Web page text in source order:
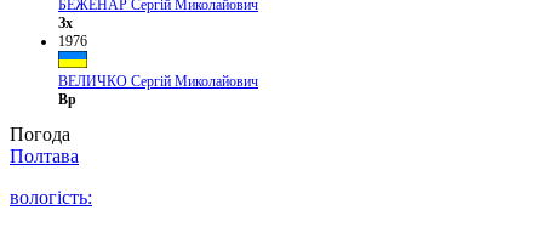
БЕЖЕНАР Сергій Миколайович
Зх
1976
ВЕЛИЧКО Сергій Миколайович
Вр
Погода
Полтава
вологість: